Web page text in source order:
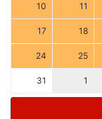
10 11
17 18
24 25
31 1